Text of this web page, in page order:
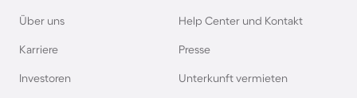
Über uns
Karriere
Investoren
Help Center und Kontakt
Presse
Unterkunft vermieten